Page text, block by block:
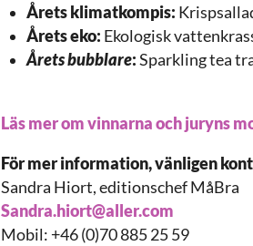
Årets klimatkompis:
Årets eko: Ekologisk
Årets bubblare:Sparkling tea
Läs mer om vinnarna och juryns
För mer information, vänligen
Sandra Hiort, editionschef MåBra
Sandra.hiort@aller.com
Mobil: +46 (0)70 885 25 59